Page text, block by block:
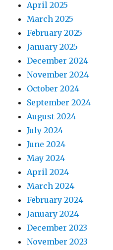
April 2025
March 2025
February 2025
January 2025
December 2024
November 2024
October 2024
September 2024
August 2024
July 2024
June 2024
May 2024
April 2024
March 2024
February 2024
January 2024
December 2023
November 2023